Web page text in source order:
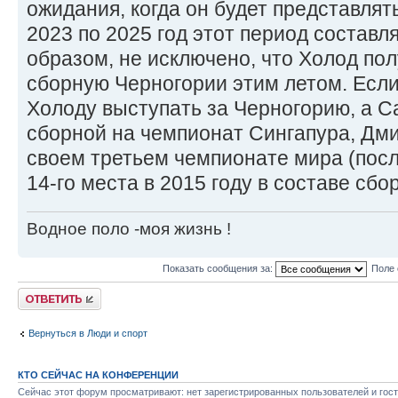
ожидания, когда он будет
2023 по 2025 год этот период
образом, не исключено, что Холод
сборную Черногории этим летом.
Холоду выступать за Черногорию, а
сборной на чемпионат Сингапура,
своем третьем чемпионате мира
14-го места в 2015 году в составе
Водное поло -моя жизнь !
Показать сообщения за: Поле
Ответить
Вернуться в Люди и спорт
КТО СЕЙЧАС НА КОНФЕРЕНЦИИ
Сейчас этот форум просматривают: нет зарегистрированных пользователей и